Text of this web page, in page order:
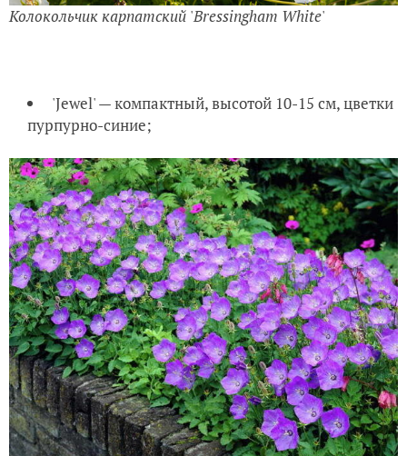
Колокольчик карпатский 'Bressingham White'
'Jewel' — компактный, высотой 10-15 см, цветки
пурпурно-синие;